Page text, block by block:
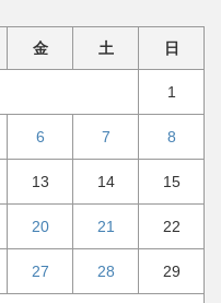
金 土 日
1
6 7 8
13 14 15
20 21 22
27 28 29